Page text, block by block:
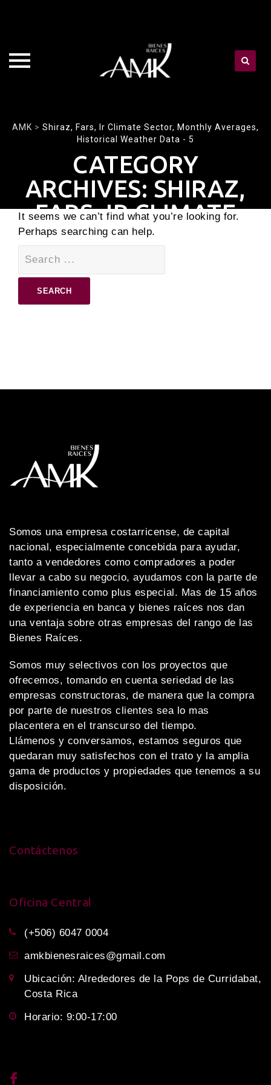
Skip
AMK > Shiraz, Fars, Ir Climate Sector, Monthly Averages,
Historical Weather Data - 5
CATEGORY
ARCHIVES: SHIRAZ,
FARS, IR CLIMATE
SECTOR, MONTHLY
AVERAGES,
HISTORICAL
WEATHER DATA – 5
It seems we can’t find what you’re looking for.
Perhaps searching can help.
Somos una empresa costarricense, de capital
nacional, especialmente concebida para ayudar,
tanto a vendedores como compradores a poder
llevar a cabo su negocio, ayudamos con la parte de
financiamiento como plus especial. Mas de 15 años
de experiencia en banca y bienes raíces nos dan
una ventaja sobre otras empresas del rango de las
Bienes Raíces.
Somos muy selectivos con los proyectos que
ofrecemos, tomando en cuenta seriedad de las
empresas constructoras, de manera que la compra
por parte de nuestros clientes sea lo mas
placentera en el transcurso del tiempo.
Llámenos y conversamos, estamos seguros que
quedaran muy satisfechos con el trato y la amplia
gama de productos y propiedades que tenemos a su
disposición.
Contáctenos
Oficina Central
(+506) 6047 0004
amkbienesraices@gmail.com
Ubicación: Alrededores de la Pops de Curridabat,
Costa Rica
Horario: 9:00-17:00